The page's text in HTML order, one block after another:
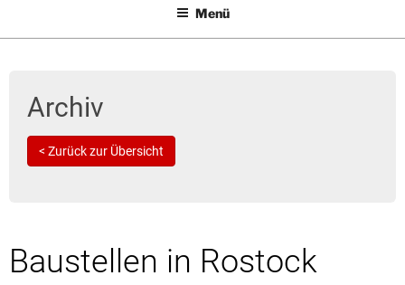
Menü
Leserbriefe lesen
Archiv
< Zurück zur Übersicht
Baustellen in Rostock